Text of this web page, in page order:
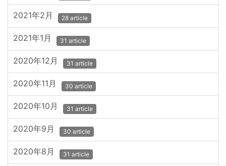
2021年2月 28 article
2021年1月 31 article
2020年12月 31 article
2020年11月 30 article
2020年10月 31 article
2020年9月 30 article
2020年8月 31 article